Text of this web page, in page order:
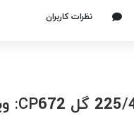
نظرات کاربران